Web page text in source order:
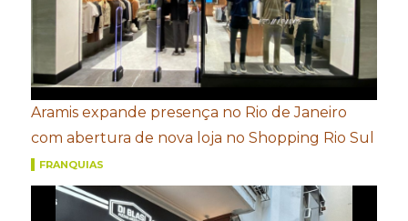
Aramis expande presença no Rio de Janeiro
com abertura de nova loja no Shopping Rio Sul
FRANQUIAS